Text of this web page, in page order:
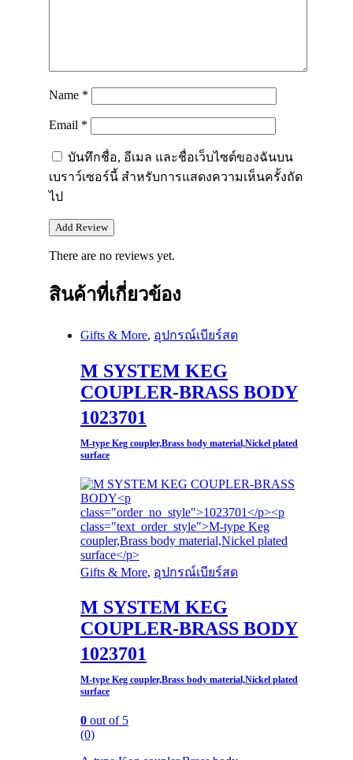
Name *
Email *
บันทึกชื่อ, อีเมล และชื่อเว็บไซต์ของฉันบน
เบราว์เซอร์นี้ สำหรับการแสดงความเห็นครั้งถัด
ไป
There are no reviews yet.
สินค้าที่เกี่ยวข้อง
Gifts & More, อุปกรณ์เบียร์สด
M SYSTEM KEG
COUPLER-BRASS BODY
1023701
M-type Keg coupler,Brass body material,Nickel plated
surface​
Gifts & More, อุปกรณ์เบียร์สด
M SYSTEM KEG
COUPLER-BRASS BODY
1023701
M-type Keg coupler,Brass body material,Nickel plated
surface​
0 out of 5
(0)